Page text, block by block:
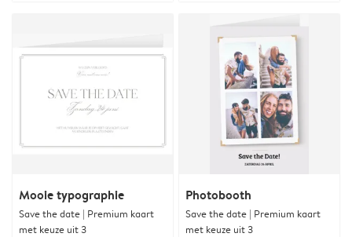
Mooie typographie
Save the date | Premium kaart
met keuze uit 3
Photobooth
Save the date | Premium kaart
met keuze uit 3